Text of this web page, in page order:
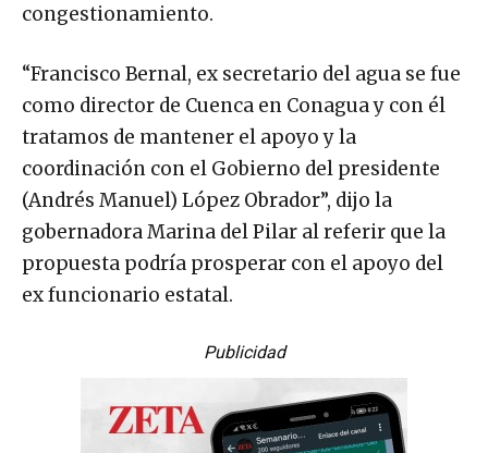
congestionamiento.
“Francisco Bernal, ex secretario del agua se fue
como director de Cuenca en Conagua y con él
tratamos de mantener el apoyo y la
coordinación con el Gobierno del presidente
(Andrés Manuel) López Obrador”, dijo la
gobernadora Marina del Pilar al referir que la
propuesta podría prosperar con el apoyo del
ex funcionario estatal.
Publicidad